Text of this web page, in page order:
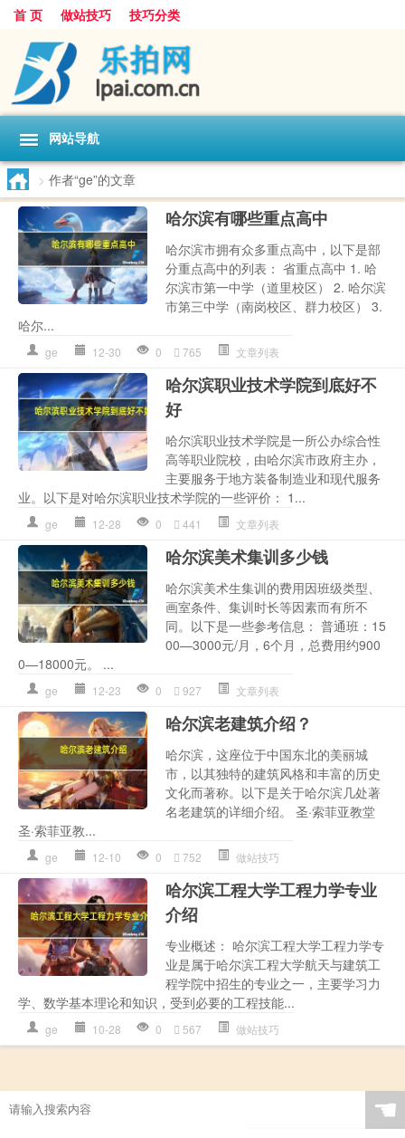
首 页 做站技巧 技巧分类
网站导航
> 作者“ge”的文章
哈尔滨有哪些重点高中
哈尔滨市拥有众多重点高中，以下是部
分重点高中的列表： 省重点高中 1. 哈
尔滨市第一中学（道里校区） 2. 哈尔滨
市第三中学（南岗校区、群力校区） 3.
哈尔...
ge 12-30 0 765 文章列表
哈尔滨职业技术学院到底好不
好
哈尔滨职业技术学院是一所公办综合性
高等职业院校，由哈尔滨市政府主办，
主要服务于地方装备制造业和现代服务
业。以下是对哈尔滨职业技术学院的一些评价： 1...
ge 12-28 0 441 文章列表
哈尔滨美术集训多少钱
哈尔滨美术生集训的费用因班级类型、
画室条件、集训时长等因素而有所不
同。以下是一些参考信息： 普通班：15
00—3000元/月，6个月，总费用约900
0—18000元。 ...
ge 12-23 0 927 文章列表
哈尔滨老建筑介绍？
哈尔滨，这座位于中国东北的美丽城
市，以其独特的建筑风格和丰富的历史
文化而著称。以下是关于哈尔滨几处著
名老建筑的详细介绍。 圣·索菲亚教堂
圣·索菲亚教...
ge 12-10 0 752 做站技巧
哈尔滨工程大学工程力学专业
介绍
专业概述： 哈尔滨工程大学工程力学专
业是属于哈尔滨工程大学航天与建筑工
程学院中招生的专业之一，主要学习力
学、数学基本理论和知识，受到必要的工程技能...
ge 10-28 0 567 做站技巧
☚